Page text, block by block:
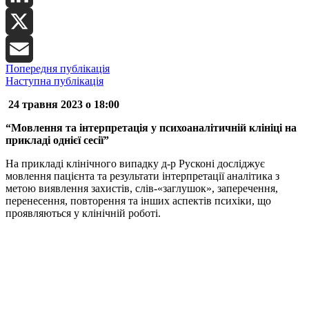
LinkedIn
X
Email
Попередня публікація
Наступна публікація
24 травня 2023 о 18:00
“Мовлення та інтерпретація у психоаналітичній клініці на
прикладі однієї сесії”
На прикладі клінічного випадку д-р Русконі досліджує
мовлення пацієнта та результати інтерпретації аналітика з
метою виявлення захистів, слів-«заглушок», заперечення,
перенесення, повторення та інших аспектів психіки, що
проявляються у клінічній роботі.